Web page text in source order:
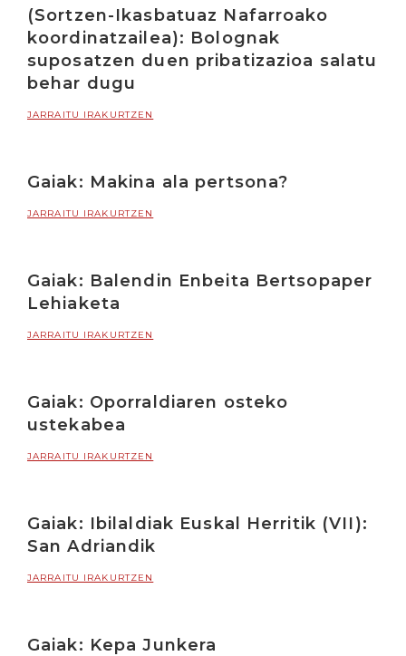
(Sortzen-Ikasbatuaz Nafarroako
koordinatzailea): Bolognak
suposatzen duen pribatizazioa salatu
behar dugu
JARRAITU IRAKURTZEN
Gaiak: Makina ala pertsona?
JARRAITU IRAKURTZEN
Gaiak: Balendin Enbeita Bertsopaper
Lehiaketa
JARRAITU IRAKURTZEN
Gaiak: Oporraldiaren osteko
ustekabea
JARRAITU IRAKURTZEN
Gaiak: Ibilaldiak Euskal Herritik (VII):
San Adriandik
JARRAITU IRAKURTZEN
Gaiak: Kepa Junkera